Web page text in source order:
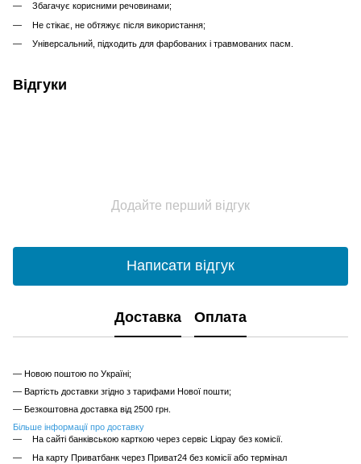
Збагачує корисними речовинами;
Не стікає, не обтяжує після використання;
Універсальний, підходить для фарбованих і травмованих пасм.
Відгуки
Додайте перший відгук
Написати відгук
Доставка Оплата
— Новою поштою по Україні;
— Вартість доставки згідно з тарифами Нової пошти;
— Безкоштовна доставка від 2500 грн.
Більше інформації про доставку
На сайті банківською карткою через сервіс Liqpay без комісії.
На карту Приватбанк через Приват24 без комісії або термінал